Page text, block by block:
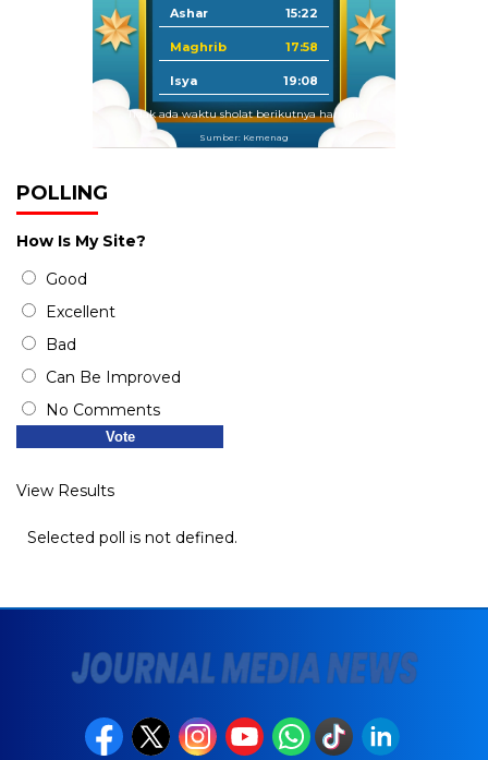
Ashar 15:22
Maghrib 17:58
Isya 19:08
Tidak ada waktu sholat berikutnya hari ini.
Sumber: Kemenag
POLLING
How Is My Site?
Good
Excellent
Bad
Can Be Improved
No Comments
View Results
Selected poll is not defined.